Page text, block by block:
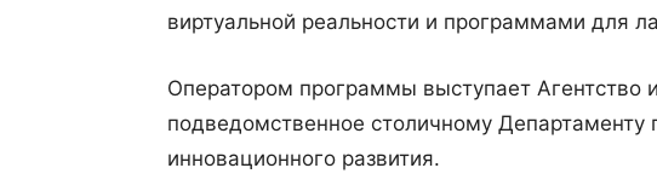
виртуальной реальности и программами для
Оператором программы выступает Агентство
подведомственное столичному Департаменту
инновационного развития.